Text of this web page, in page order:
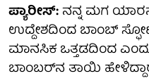
ಪ್ಯಾರೀಸ್:ನನ್ನ ಮಗ
ಉದ್ದೇಶದಿಂದ ಬಾಂಬ್
ಮಾನಸಿಕ ಒತ್ತಡದಿಂದ ಎಂದು
ಬಾಂಬರ್‌ನ ತಾಯಿ